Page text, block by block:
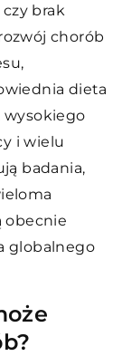
brak
chorób
dieta
wysokiego
i wielu
badania,
obecnie
globalnego